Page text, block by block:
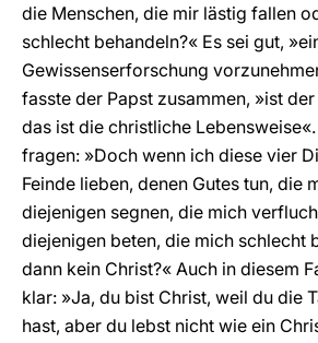
die Menschen, die mir lästig fallen
schlecht behandeln?« Es sei gut,
Gewissenserforschung
fasste der Papst zusammen, »ist
das ist die christliche
fragen: »Doch wenn ich diese vier
Feinde lieben, denen Gutes tun, die
diejenigen segnen, die mich
diejenigen beten, die mich schlecht
dann kein Christ?« Auch in diesem
klar: »Ja, du bist Christ, weil du die
hast, aber du lebst nicht wie ein